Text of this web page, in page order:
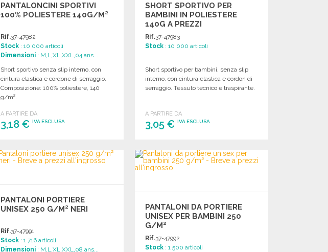
PANTALONCINI SPORTIVI
100% POLIESTERE 140G/M²
Rif.37-47982
Stock : 10 000 articoli
Dimensioni : M,L,XL,XXL,04 ans...
Short sportivo senza slip interno, con
cintura elastica e cordone di serraggio.
Composizione: 100% poliestere, 140
g/m².
A PARTIRE DA
3,18 €IVA ESCLUSA
Richiedi un preventivo
SHORT SPORTIVO PER
BAMBINI IN POLIESTERE
140G A PREZZI
ALL'INGROSSO
Rif.37-47983
Stock : 10 000 articoli
Short sportivo per bambini, senza slip
interno, con cintura elastica e cordon di
serraggio. Tessuto tecnico e traspirante.
A PARTIRE DA
3,05 €IVA ESCLUSA
Richiedi un preventivo
PANTALONI PORTIERE
UNISEX 250 G/M² NERI
Rif.37-47991
Stock : 1 716 articoli
Dimensioni : M,L,XL,XXL,08 ans...
PANTALONI DA PORTIERE
UNISEX PER BAMBINI 250
G/M²
Rif.37-47992
Stock : 1 500 articoli